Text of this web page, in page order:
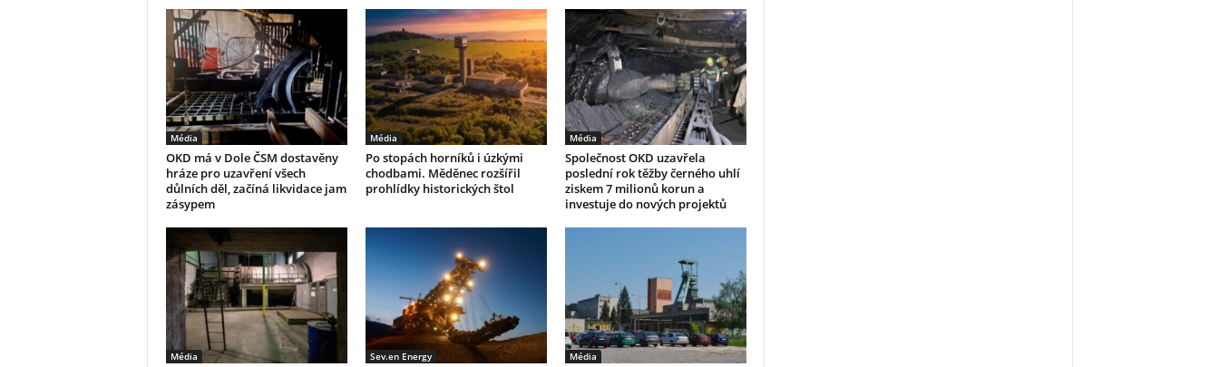
Média
OKD má v Dole ČSM dostavěny
hráze pro uzavření všech
důlních děl, začíná likvidace jam
zásypem
Média
Po stopách horníků i úzkými
chodbami. Měděnec rozšířil
prohlídky historických štol
Média
Společnost OKD uzavřela
poslední rok těžby černého uhlí
ziskem 7 milionů korun a
investuje do nových projektů
Média Sev.en Energy Média